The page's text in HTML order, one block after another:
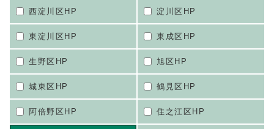
西淀川区HP 淀川区HP
東淀川区HP 東成区HP
生野区HP 旭区HP
城東区HP 鶴見区HP
阿倍野区HP 住之江区HP